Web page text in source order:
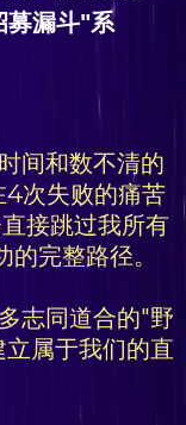
募漏斗"系
间和数不清的
次失败的痛苦
接跳过我所有
完整路径。
志同道合的"野
属于我们的直